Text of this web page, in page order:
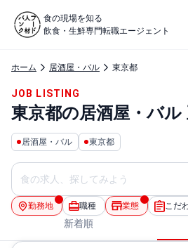
食の現場を知る
飲食・生鮮専門転職エージェント
ホーム 居酒屋・バル 東京都
JOB LISTING
東京都の居酒屋・バル
居酒屋・バル 東京都
勤務地 職種 業態 こだ
新着順